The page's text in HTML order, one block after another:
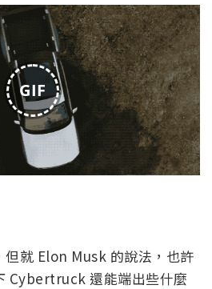
GIF
但就 Elon Musk 的說法，也許
Cybertruck 還能端出些什麼